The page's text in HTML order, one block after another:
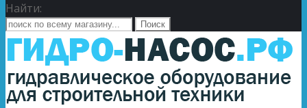
Найти: